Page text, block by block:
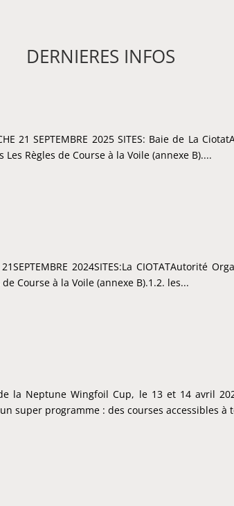
DERNIERES INFOS
21 SEPTEMBRE 2025 SITES: Baie de La
Règles de Course à la Voile (annexe B)....
2024SITES:La CIOTATAutorité
Course à la Voile (annexe B).1.2. les...
la Neptune Wingfoil Cup, le 13 et 14 avril
super programme : des courses accessibles à